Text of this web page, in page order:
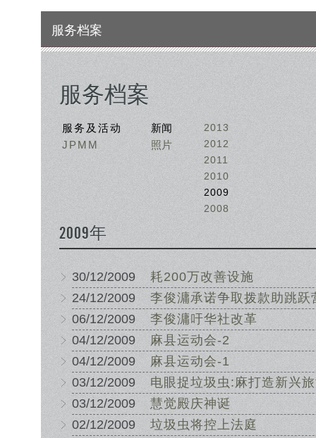
服务档案
服务档案
服务及活动
JPMM
新闻
照片
2013
2012
2011
2010
2009
2008
2009年
30/12/2009
耗200万改善设施
24/12/2009
李俊滽承诺争取拨款助跳跃
06/12/2009
李俊滽吁华社改革
04/12/2009
麻县运动会-2
04/12/2009
麻县运动会-1
03/12/2009
电眼捉垃圾虫:麻打造新兴
03/12/2009
慧觉殿庆神诞
02/12/2009
垃圾虫将控上法庭